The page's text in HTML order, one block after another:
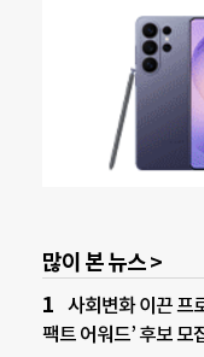
많이 본 뉴스 >
사회변화 이끈 프
팩트 어워드’ 후보 모